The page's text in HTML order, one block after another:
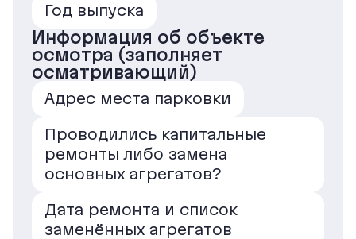
Год выпуска
Информация об объекте
осмотра (заполняет
осматривающий)
Адрес места парковки
Проводились капитальные
ремонты либо замена
основных агрегатов?
Дата ремонта и список
заменённых агрегатов